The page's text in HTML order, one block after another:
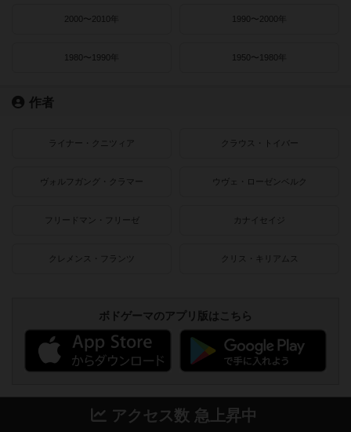
2000〜2010年 1990〜2000年
1980〜1990年 1950〜1980年
作者
ライナー・クニツィア クラウス・トイバー
ヴォルフガング・クラマー ウヴェ・ローゼンベルク
フリードマン・フリーゼ カナイセイジ
クレメンス・フランツ クリス・キリアムス
ボドゲーマのアプリ版はこちら
アクセス数 急上昇中